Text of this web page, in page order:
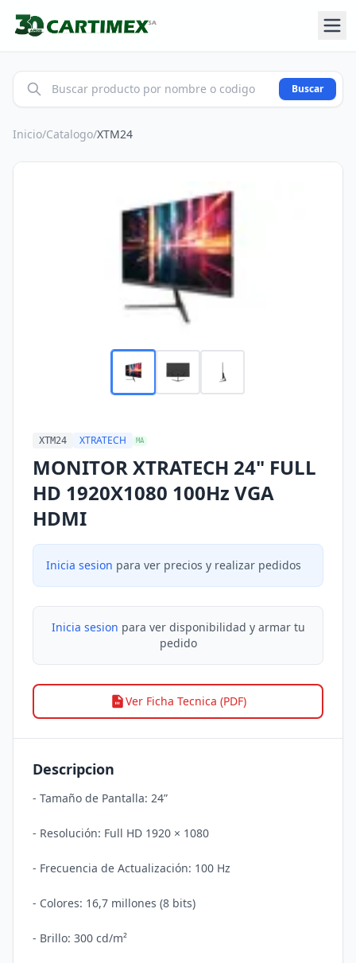
Buscar
Inicio/Catalogo/XTM24
XTM24 XTRATECH MA
MONITOR XTRATECH 24" FULL
HD 1920X1080 100Hz VGA
HDMI
Inicia sesion para ver precios y realizar pedidos
Inicia sesion para ver disponibilidad y armar tu
pedido
Ver Ficha Tecnica (PDF)
Descripcion
- Tamaño de Pantalla: 24”
- Resolución: Full HD 1920 × 1080
- Frecuencia de Actualización: 100 Hz
- Colores: 16,7 millones (8 bits)
- Brillo: 300 cd/m²